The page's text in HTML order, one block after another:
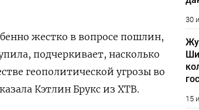
жестко в вопросе пошлин,
подчеркивает, насколько
геополитической угрозы во
Кэтлин Брукс из XTB.